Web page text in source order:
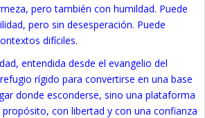
pero también con humildad. Puede
pero sin desesperación. Puede
difíciles.
entendida desde el evangelio del
rígido para convertirse en una base
donde esconderse, sino una plataforma
propósito, con libertad y con una confianza